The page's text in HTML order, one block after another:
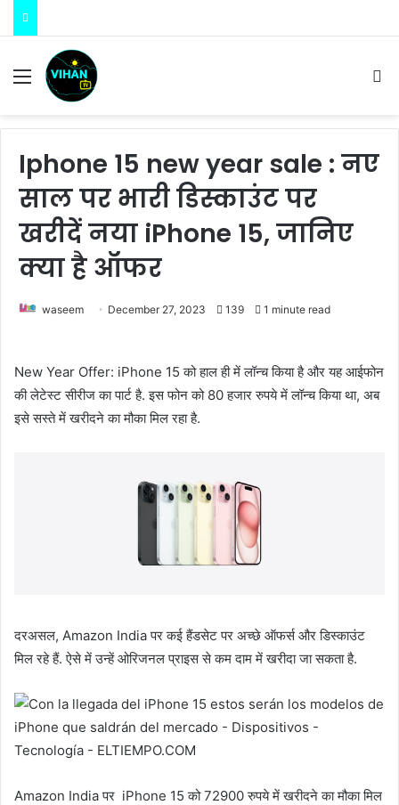
Menu
Iphone 15 new year sale : नए
साल पर भारी डिस्काउंट पर
खरीदें नया iPhone 15, जानिए
क्या है ऑफर
waseem December 27, 2023 139 1 minute read
New Year Offer: iPhone 15 को हाल ही में लॉन्च किया है और यह आईफोन
की लेटेस्ट सीरीज का पार्ट है. इस फोन को 80 हजार रुपये में लॉन्च किया था, अब
इसे सस्ते में खरीदने का मौका मिल रहा है.
दरअसल, Amazon India पर कई हैंडसेट पर अच्छे ऑफर्स और डिस्काउंट
मिल रहे हैं. ऐसे में उन्हें ओरिजनल प्राइस से कम दाम में खरीदा जा सकता है.
Amazon India पर iPhone 15 को 72900 रुपये में खरीदने का मौका मिल